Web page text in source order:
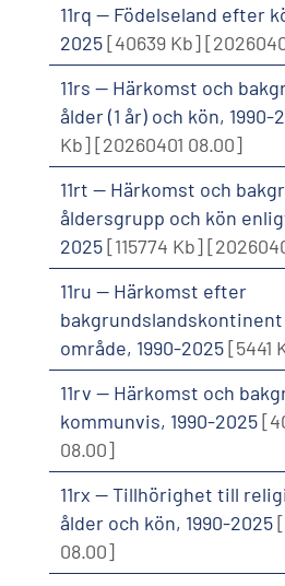
11rq -- Födelseland efter
2025[40639 Kb]
11rs -- Härkomst och
ålder (1 år) och kön, 1990-
Kb][20260401 08.00]
11rt -- Härkomst och
åldersgrupp och kön
2025[115774 Kb]
11ru -- Härkomst efter
område, 1990-2025[5441
11rv -- Härkomst och
kommunvis, 1990-2025
08.00]
11rx -- Tillhörighet till
ålder och kön, 1990-2025
08.00]